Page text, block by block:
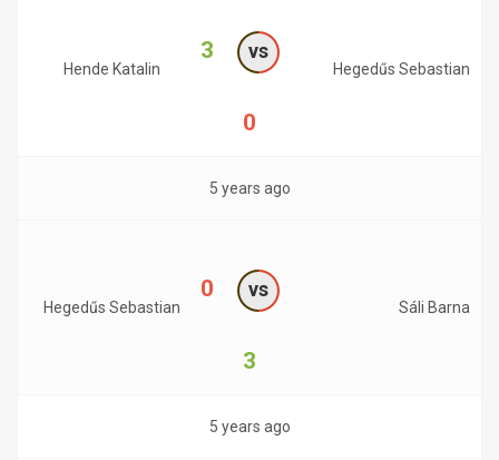
Hende Katalin
3 vs
0
Hegedűs Sebastian
5 years ago
Hegedűs Sebastian
0 vs
3
Sáli Barna
5 years ago